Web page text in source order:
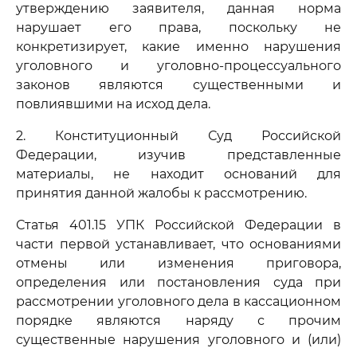
утверждению заявителя, данная норма
нарушает его права, поскольку не
конкретизирует, какие именно нарушения
уголовного и уголовно-процессуального
законов являются существенными и
повлиявшими на исход дела.
2. Конституционный Суд Российской
Федерации, изучив представленные
материалы, не находит оснований для
принятия данной жалобы к рассмотрению.
Статья 401.15 УПК Российской Федерации в
части первой устанавливает, что основаниями
отмены или изменения приговора,
определения или постановления суда при
рассмотрении уголовного дела в кассационном
порядке являются наряду с прочим
существенные нарушения уголовного и (или)